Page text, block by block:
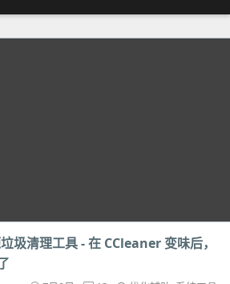
清理工具 - 在 CCleaner 变味后，